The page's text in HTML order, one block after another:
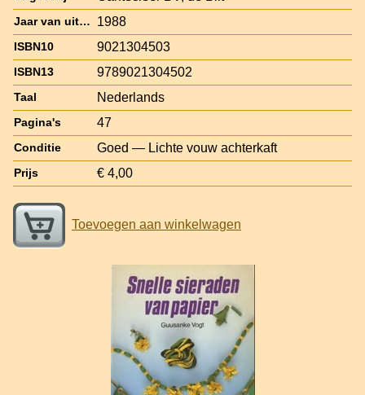
Jaar van uitgave 1988
ISBN10 9021304503
ISBN13 9789021304502
Taal Nederlands
Pagina's 47
Conditie Goed — Lichte vouw achterkaft
Prijs € 4,00
Toevoegen aan winkelwagen